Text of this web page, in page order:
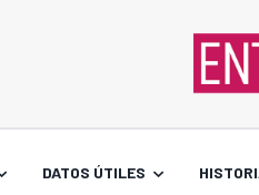
DATOS ÚTILES